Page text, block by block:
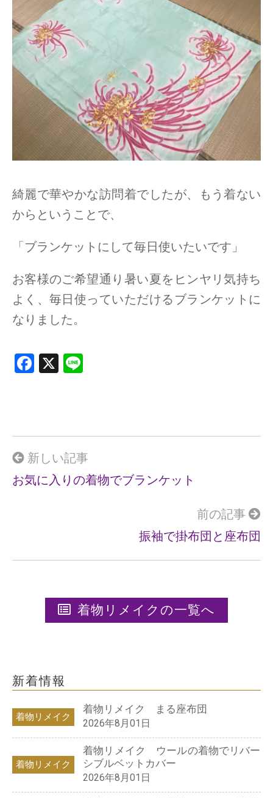
綺麗で華やかな訪問着でしたが、もう着ない
からということで、
「ブランケットにして毎日使いたいです」
お客様のご希望通り暑い夏をヒンヤリ気持ち
よく、毎日使っていただけるブランケットに
なりました。
F
o
o
k
X Li
新しい記事
お気に入りの着物でブランケット
前の記事
振袖で掛布団と座布団
着物リメイクの一覧へ
新着情報
着物リメイク
着物リメイク まる座布団
2026年8月01日
着物リメイク
着物リメイク ウールの着物でリバー
シブルベットカバー
2026年8月01日